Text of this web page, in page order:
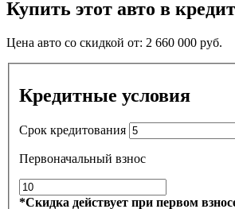
Купить этот авто в
Цена авто со скидкой от: 2 660 000 руб.
Кредитные условия
Срок кредитования
Первоначальный взнос
*Скидка действует при первом